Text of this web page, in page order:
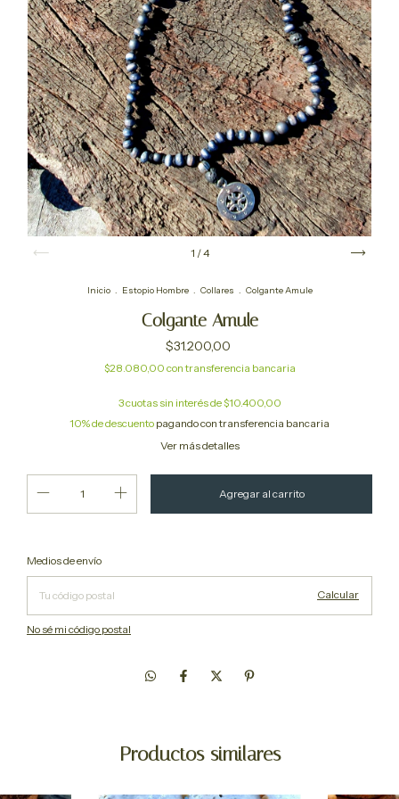
1 /4
Inicio . Estopio Hombre . Collares . Colgante Amule
Colgante Amule
$31.200,00
$28.080,00 contransferencia bancaria
3cuotas sin interés de$10.400,00
10% de descuento pagando con transferencia bancaria
Ver más detalles
Entregas para el CP:
Medios de envío
Calcular
No sé mi código postal
Productos similares